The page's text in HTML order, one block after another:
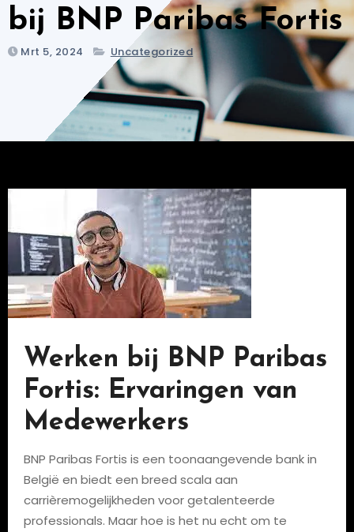
bij BNP Paribas Fortis
Mrt 5, 2024 Uncategorized
Werken bij BNP Paribas
Fortis: Ervaringen van
Medewerkers
BNP Paribas Fortis is een toonaangevende bank in
België en biedt een breed scala aan
carrièremogelijkheden voor getalenteerde
professionals. Maar hoe is het nu echt om te